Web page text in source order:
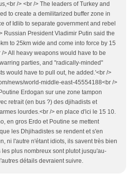
/> <br /> The leaders of Turkey and
to create a demilitarized buffer zone in
of Idlib to separate government and rebel
Russian President Vladimir Putin said the
to 25km wide and come into force by 15
/> All heavy weapons would have to be
parties, and "radically-minded"
would have to pull out, he added.'<br />
news/world-middle-east-45554188<br />
Erdogan sur une zone tampon
retrait (en bus ?) des djihadists et
lourdes.<br /> en place d'ici le 15 10.
en gros Erdo et Poutine se mettent
les Dhjihadistes se rendent et s'en
ni l'autre n'étant idiots, ils savent très bien
les plus nombreux sont plutot jusqu'au-
détails devraient suivre.